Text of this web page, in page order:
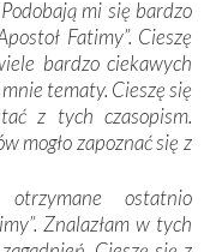
wierności Bogu i
Trudne momenty w
przypominają o
duszę i o łaskę
pomyślność –
owocuje
prawdy
opowieści
i wodzach,
mi się bardzo
Fatimy”. Cieszę
bardzo ciekawych
tematy. Cieszę się
z tych czasopism.
mogło zapoznać się z
ostatnio
Znalazłam w tych